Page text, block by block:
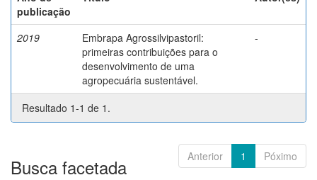
publicação
2019
Embrapa Agrossilvipastoril:
primeiras contribuições para o
desenvolvimento de uma
agropecuária sustentável.
-
Resultado 1-1 de 1.
Anterior 1 Póximo
Busca facetada